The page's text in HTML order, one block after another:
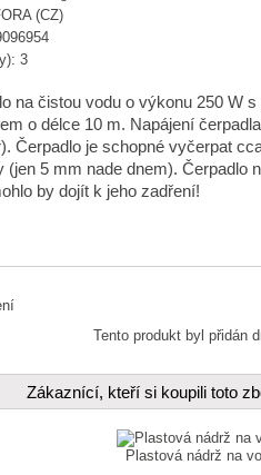
(CZ)
3
na čistou vodu o výkonu 250 W
o délce 10 m. Napájení
Čerpadlo je schopné vyčerpat
(jen 5 mm nade dnem). Čerpadlo
by dojít k jeho zadření!
Tento produkt byl přidán
Zákaznící, kteří si koupili toto
Plastová nádrž na